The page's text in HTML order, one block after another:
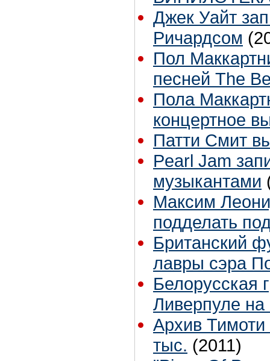
Джек Уайт
Ричардсом
Пол
песней The
Пола
концертное
Патти Смит
Pearl Jam
музыкантами
Максим
подделать
Британский
лавры сэра
Белорусская
Ливерпуле
Архив Тимоти
тыс. (2011)